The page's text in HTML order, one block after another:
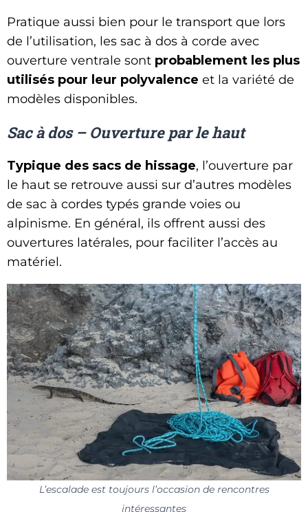
Pratique aussi bien pour le transport que lors
de l’utilisation, les sac à dos à corde avec
ouverture ventrale sont probablement les plus
utilisés pour leur polyvalence et la variété de
modèles disponibles.
Sac à dos – Ouverture par le haut
Typique des sacs de hissage, l’ouverture par
le haut se retrouve aussi sur d’autres modèles
de sac à cordes typés grande voies ou
alpinisme. En général, ils offrent aussi des
ouvertures latérales, pour faciliter l’accès au
matériel.
L’escalade est toujours l’occasion de rencontres
intéressantes